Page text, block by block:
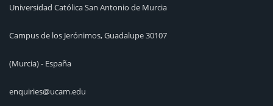
Universidad Católica San Antonio de Murcia
Campus de los Jerónimos, Guadalupe 30107
(Murcia) - España
enquiries@ucam.edu